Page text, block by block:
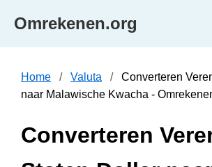
Omrekenen.org
Home Valuta
Converteren
naar Malawische Kwacha -
Converteren